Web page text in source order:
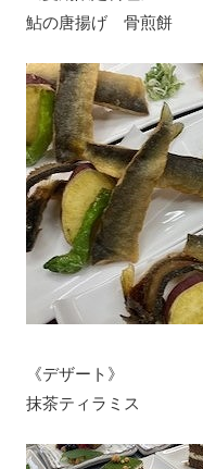
鮎の唐揚げ 骨煎餅
《デザート》
抹茶ティラミス